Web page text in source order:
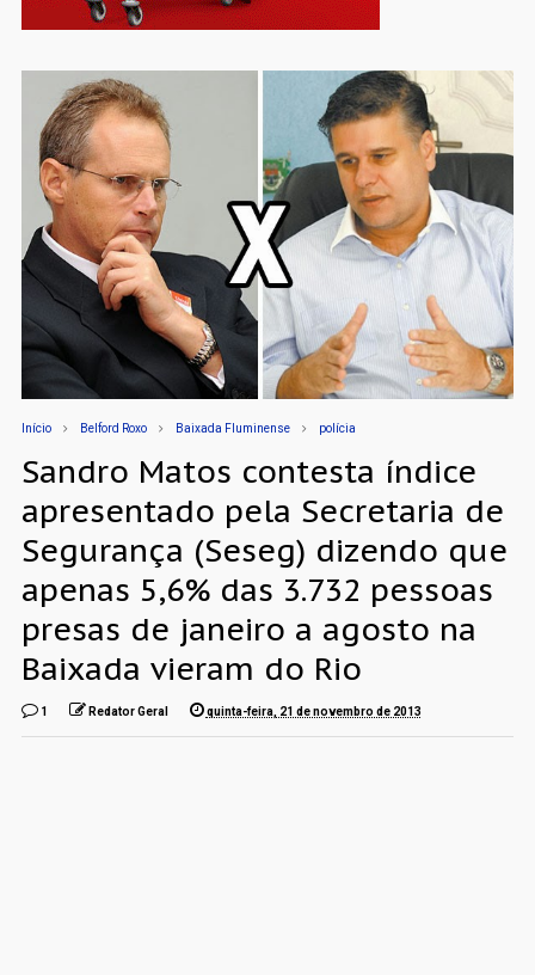
Início Belford Roxo Baixada Fluminense polícia
Sandro Matos contesta índice
apresentado pela Secretaria de
Segurança (Seseg) dizendo que
apenas 5,6% das 3.732 pessoas
presas de janeiro a agosto na
Baixada vieram do Rio
1 Redator Geral quinta-feira, 21 de novembro de 2013